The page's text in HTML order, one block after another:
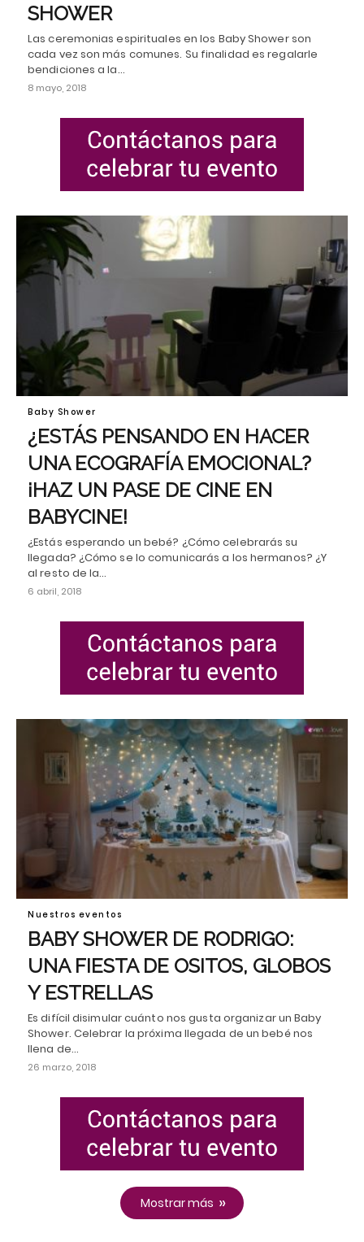
SHOWER
Las ceremonias espirituales en los Baby Shower son
cada vez son más comunes. Su finalidad es regalarle
bendiciones a la…
8 mayo, 2018
Baby Shower
¿ESTÁS PENSANDO EN HACER
UNA ECOGRAFÍA EMOCIONAL?
¡HAZ UN PASE DE CINE EN
BABYCINE!
¿Estás esperando un bebé? ¿Cómo celebrarás su
llegada? ¿Cómo se lo comunicarás a los hermanos? ¿Y
al resto de la…
6 abril, 2018
Nuestros eventos
BABY SHOWER DE RODRIGO:
UNA FIESTA DE OSITOS, GLOBOS
Y ESTRELLAS
Es difícil disimular cuánto nos gusta organizar un Baby
Shower. Celebrar la próxima llegada de un bebé nos
llena de…
26 marzo, 2018
Mostrar más